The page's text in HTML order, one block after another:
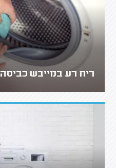
ריח רע במייבש כביסה